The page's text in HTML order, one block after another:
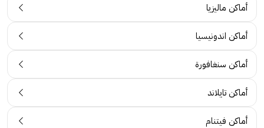
أماكن ماليزيا
أماكن اندونيسيا
أماكن سنغافورة
أماكن تايلاند
أماكن فيتنام